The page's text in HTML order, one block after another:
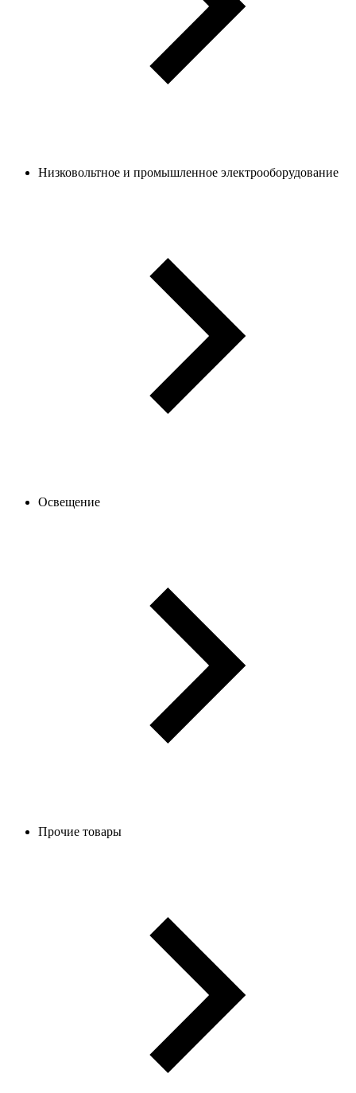
Низковольтное и промышленное электрооборудование
Освещение
Прочие товары